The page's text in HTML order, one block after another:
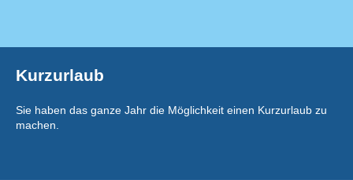
Kurzurlaub
Sie haben das ganze Jahr die Möglichkeit einen Kurzurlaub zu
machen.